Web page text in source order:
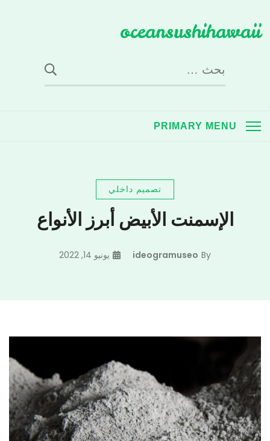
to
oceansushihawaii
البحث
عن:
PRIMARY MENU
تصميم داخلي
الإسمنت الأبيض أبرز الأنواع
By
ideogramuseo يونيو 14, 2022